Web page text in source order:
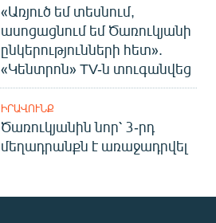
«Առյուծ եմ տեսնում,
ասոցացնում եմ Ծառուկյանի
ընկերությունների հետ».
«Կենտրոն» TV-ն տուգանվեց
ԻՐԱՎՈՒՆՔ
Ծառուկյանին նոր՝ 3-րդ
մեղադրանքն է առաջադրվել